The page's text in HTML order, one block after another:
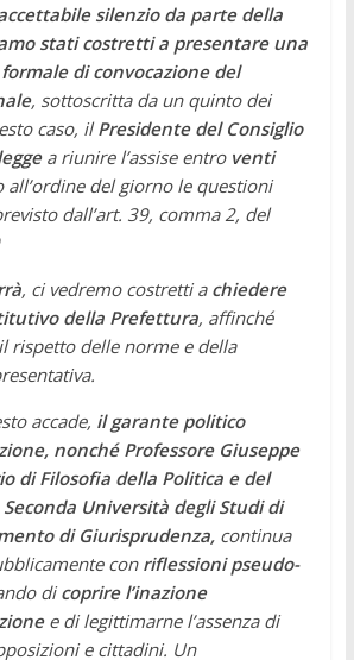
silenzio da parte della
stati costretti a presentare una
di convocazione del
, sottoscritta da un quinto dei
caso, il Presidente del Consiglio
a riunire l’assise entro venti
all’ordine del giorno le questioni
dall’art. 39, comma 2, del
, ci vedremo costretti a chiedere
della Prefettura, affinché
rispetto delle norme e della
accade, il garante politico
nonché Professore Giuseppe
di Filosofia della Politica e del
Università degli Studi di
di Giurisprudenza,continua
conriflessioni pseudo-
dicoprire l’inazione
e di legittimarne l’assenza di
e cittadini. Un